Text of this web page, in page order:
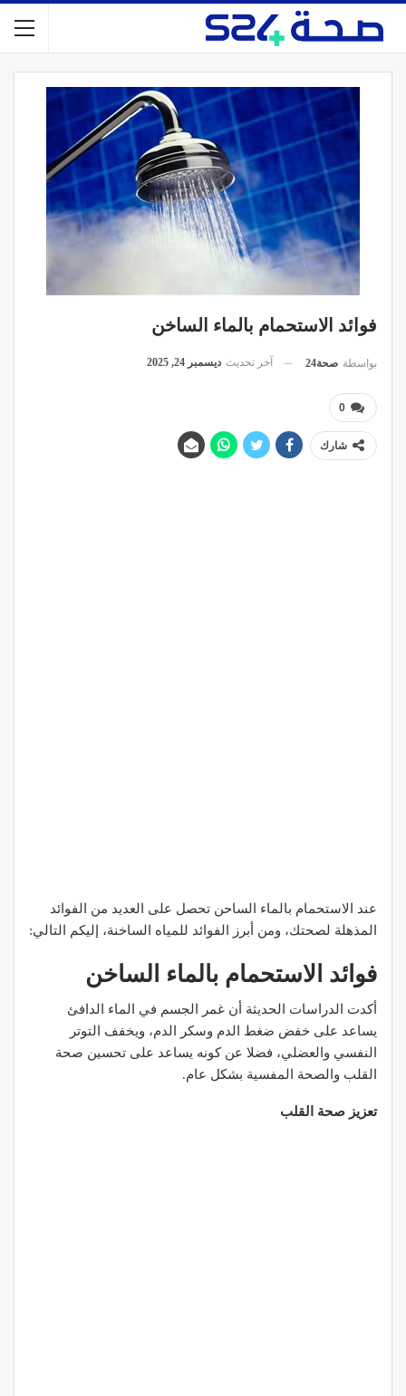
فوائد الاستحمام بالماء الساخن
بواسطة صحة24 آخر تحديث ديسمبر 24, 2025
0
شارك
عند الاستحمام بالماء الساحن تحصل على العديد من الفوائد
المذهلة لصحتك، ومن أبرز الفوائد للمياه الساخنة، إليكم التالي:
فوائد الاستحمام بالماء الساخن
أكدت الدراسات الحديثة أن غمر الجسم في الماء الدافئ
يساعد على خفض ضغط الدم وسكر الدم، ويخفف التوتر
النفسي والعضلي، فضلا عن كونه يساعد على تحسين صحة
القلب والصحة المفسية بشكل عام.
تعزيز صحة القلب